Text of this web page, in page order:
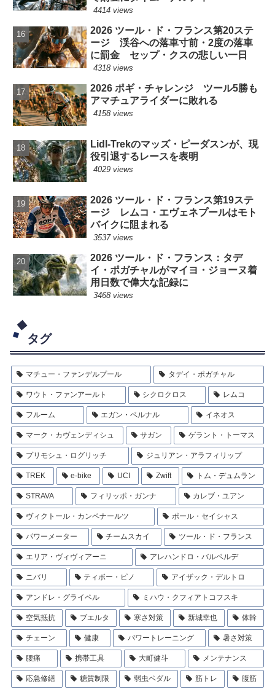
4414 views
2026 ツール・ド・フランス第20ステ
ージ 渓谷への落車寸前・2度の落車
に罰金 セップ・クスの悲しい一日
4318 views
2026 ポギ・チャレンジ ツール5勝も
アマチュアライダーに敗れる
4158 views
Lidl-Trekのマッズ・ピーダスンが、現
役引退するレースを表明
4029 views
2026 ツール・ド・フランス第19ステ
ージ レムコ・エヴェネプールはモト
バイクに阻まれる
3537 views
2026 ツール・ド・フランス：タデ
イ・ポガチャルがマイヨ・ジョーヌ着
用日数で偉大な記録に
3468 views
タグ
マチュー・ファンデルプール タデイ・ポガチャル
ワウト・ファンアールト シクロクロス レムコ
フルーム エガン・ベルナル イネオス
マーク・カヴェンディシュ サガン ゲラント・トーマス
プリモシュ・ログリッチ ジュリアン・アラフィリップ
TREK e-bike UCI Zwift トム・デュムラン
STRAVA フィリッポ・ガンナ カレブ・ユアン
ヴィクトール・カンペナールツ ポール・セイシャス
パワーメーター チームスカイ ツール・ド・フランス
エリア・ヴィヴィアーニ アレハンドロ・バルベルデ
ニバリ ティボー・ピノ アイザック・デルトロ
アンドレ・グライペル ミハウ・クフィアトコフスキ
空気抵抗 ブエルタ 寒さ対策 新城幸也 体幹
チェーン 健康 パワートレーニング 暑さ対策
腰痛 携帯工具 大町健斗 メンテナンス
応急修繕 糖質制限 弱虫ペダル 筋トレ 腹筋